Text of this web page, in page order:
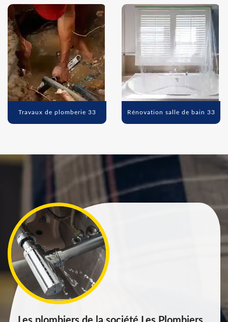
Travaux de plomberie 33 Rénovation salle de bain 33